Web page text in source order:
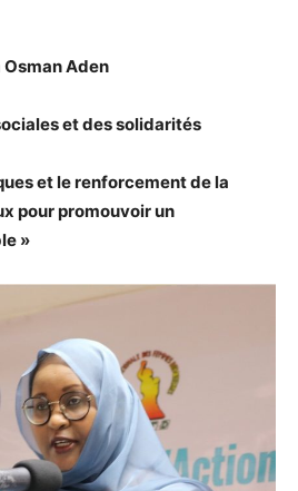
Aden
et des solidarités
et le renforcement de la
pour promouvoir un
»